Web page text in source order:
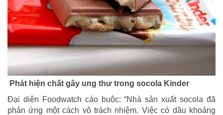
Phát hiện chất gây ung thư trong socola Kinder
Đại diện Foodwatch cáo buộc: “Nhà sản xuất socola đã
phản ứng một cách vô trách nhiệm. Việc có dầu khoáng